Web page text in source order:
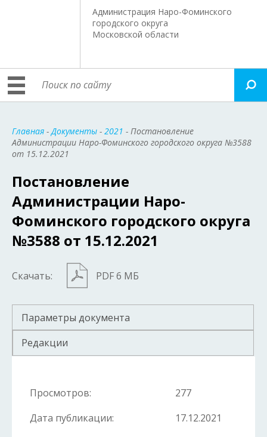
Администрация Наро-Фоминского
городского округа
Московской области
Главная -Документы - 2021 - Постановление
Администрации Наро-Фоминского городского округа №3588
от 15.12.2021
Постановление
Администрации Наро-
Фоминского городского округа
№3588 от 15.12.2021
Скачать: PDF 6 МБ
Параметры документа
Редакции
Просмотров:
277
Дата публикации:
17.12.2021